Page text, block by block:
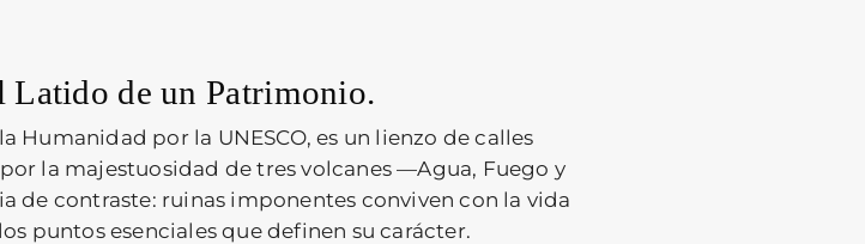
de un Patrimonio.
por la UNESCO, es un lienzo de calles
la majestuosidad de tres volcanes —Agua, Fuego y
de contraste: ruinas imponentes conviven con la vida
puntos esenciales que definen su carácter.